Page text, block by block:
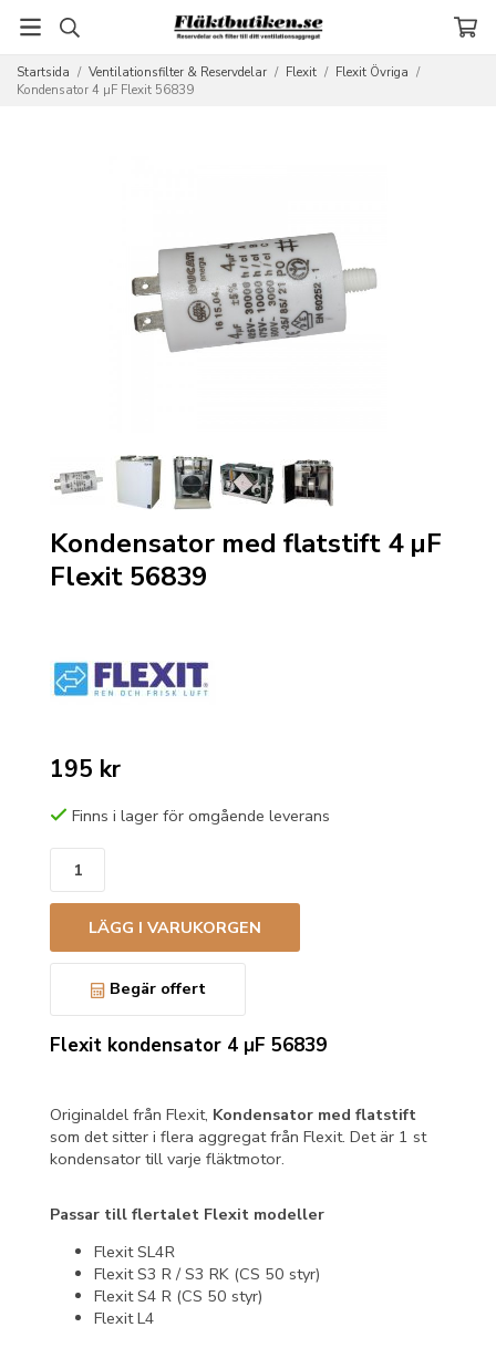
Startsida / Ventilationsfilter & Reservdelar / Flexit / Flexit Övriga /
Kondensator 4 µF Flexit 56839
Kondensator med flatstift 4 µF
Flexit 56839
195 kr
Finns i lager för omgående leverans
LÄGG I VARUKORGEN
Begär offert
Flexit kondensator 4 µF 56839
Originaldel från Flexit, Kondensator med flatstift
som det sitter i flera aggregat från Flexit. Det är 1 st
kondensator till varje fläktmotor.
Passar till flertalet Flexit modeller
Flexit SL4R
Flexit S3 R / S3 RK (CS 50 styr)
Flexit S4 R (CS 50 styr)
Flexit L4